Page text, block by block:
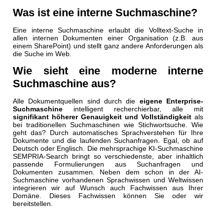
Was ist eine interne Suchmaschine?
Eine interne Suchmaschine erlaubt die Volltext-Suche in
allen internen Dokumenten einer Organisation (z.B. aus
einem SharePoint) und stellt ganz andere Anforderungen als
die Suche im Web.
Wie sieht eine moderne interne
Suchmaschine aus?
Alle Dokumentquellen sind durch die eigene Enterprise-
Suchmaschine intelligent recherchierbar, alle mit
signifikant höherer Genauigkeit und Vollständigkeit als
bei traditionellen Suchmaschinen wie Stichwortsuche. Wie
geht das? Durch automatisches Sprachverstehen für Ihre
Dokumente und die laufenden Suchanfragen. Egal, ob auf
Deutsch oder Englisch. Die mehrsprachige KI-Suchmaschine
SEMPRIA-Search bringt so verschiedenste, aber inhaltlich
passende Formulierungen aus Suchanfragen und
Dokumenten zusammen. Neben dem schon in der AI-
Suchmaschine vorhandenen Sprachwissen und Weltwissen
integrieren wir auf Wunsch auch Fachwissen aus Ihrer
Domäne. Dieses Fachwissen können Sie oder wir
bereitstellen.